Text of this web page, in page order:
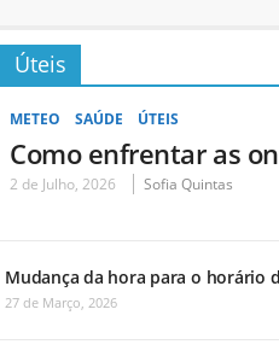
Úteis
METEO SAÚDE ÚTEIS
Como enfrentar as
2 de Julho, 2026 Sofia Quintas
Mudança da hora para o horário
27 de Março, 2026